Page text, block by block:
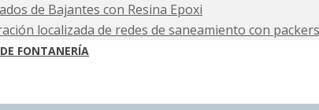
de Bajantes con Resina Epoxi
localizada de redes de saneamiento con
FONTANERÍA